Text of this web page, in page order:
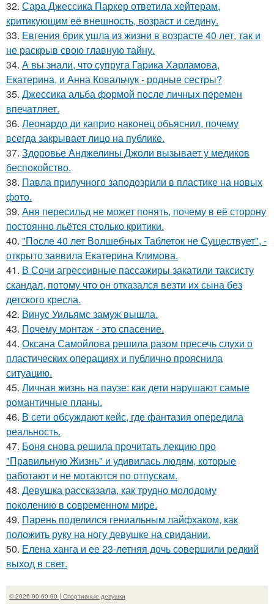
32. Сара Джессика Паркер ответила хейтерам,
критикующим её внешность, возраст и седину.
33. Евгения брик ушла из жизни в возрасте 40 лет, так и
не раскрыв свою главную тайну.
34. А вы знали, что супруга Гарика Харламова,
Екатерина, и Анна Ковальчук - родные сестры?
35. Джессика альба формой после личных перемен
впечатляет.
36. Леонардо ди каприо наконец объяснил, почему
всегда закрывает лицо на публике.
37. Здоровье Анджелины Джоли вызывает у медиков
беспокойство.
38. Павла прилучного заподозрили в пластике на новых
фото.
39. Аня пересильд не может понять, почему в её сторону
постоянно льётся столько критики.
40. "После 40 лет Волшебных Таблеток не Существует", -
открыто заявила Екатерина Климова.
41. В Сочи агрессивные пассажиры закатили таксисту
скандал, потому что он отказался везти их сына без
детского кресла.
42. Винус Уильямс замуж вышла.
43. Почему монтаж - это спасение.
44. Оксана Самойлова решила разом пресечь слухи о
пластических операциях и публично прояснила
ситуацию.
45. Личная жизнь на паузе: как дети нарушают самые
романтичные планы.
46. В сети обсуждают кейс, где фантазия опередила
реальность.
47. Боня снова решила прочитать лекцию про
"Правильную Жизнь" и удивилась людям, которые
работают и не мотаются по отпускам.
48. Девушка рассказала, как трудно молодому
поколению в современном мире.
49. Парень поделился гениальным лайфхаком, как
положить руку на ногу девушке на свидании.
50. Елена ханга и ее 23-летняя дочь совершили редкий
выход в свет.
© 2026 90-60-90 | Спортивные девушки